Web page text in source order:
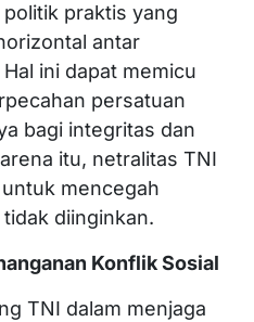
praktis yang
antar
ini dapat memicu
persatuan
bagi integritas dan
itu, netralitas TNI
mencegah
diinginkan.
Konflik Sosial
TNI dalam menjaga